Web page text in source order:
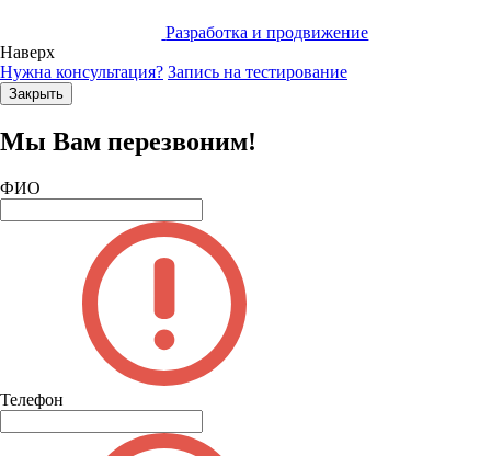
Разработка и продвижение
Наверх
Нужна консультация? Запись на тестирование
Закрыть
Мы Вам перезвоним!
ФИО
Телефон